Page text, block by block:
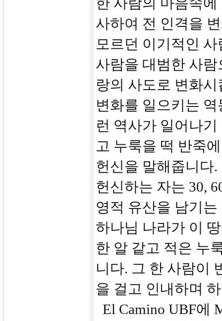
사하여 전 인격을
모르던 이기적인
사람을 대범한 사
랑의 사도로 변화
변화를 일으키는
런 역사가 일어나
고 누룩을 떡 반죽
헌신을 말해줍니다
헌신하는 자는 30,
영적 유산을 남기
하나님 나라가 이
한 알 같고 적은 누
니다. 그 한 사람이
을 걸고 인내하며
El Camino UBF에